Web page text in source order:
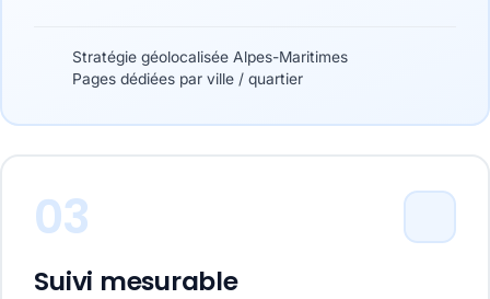
Stratégie géolocalisée Alpes-Maritimes
Pages dédiées par ville / quartier
03
Suivi mesurable